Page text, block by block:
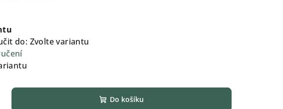
do: Zvolte variantu
Do košíku